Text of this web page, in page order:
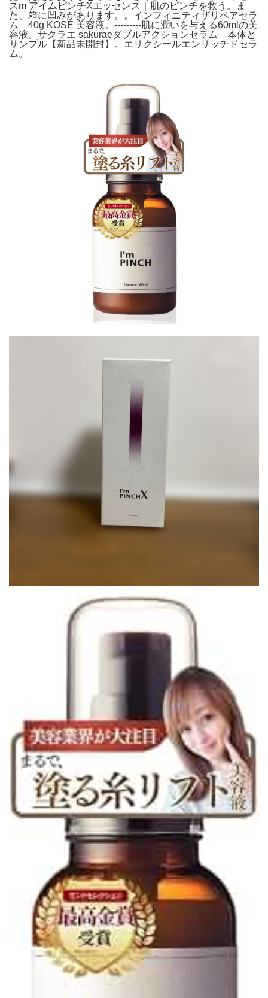
スm アイムピンチXエッセンス｜肌のピンチを救う。ま
た、箱に凹みがあります。。インフィニティザリペアセラ
ム 40g KOSE 美容液。---------肌に潤いを与える60mlの美
容液。サクラエ sakuraeダブルアクションセラム 本体と
サンプル【新品未開封】。エリクシールエンリッチドセラ
ム。